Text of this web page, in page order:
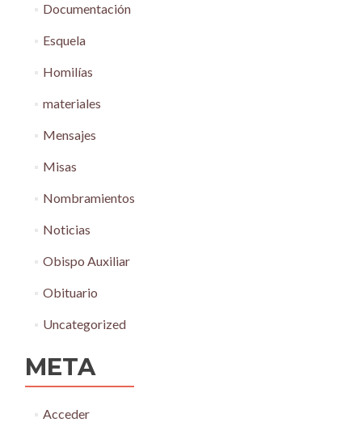
Documentación
Esquela
Homilías
materiales
Mensajes
Misas
Nombramientos
Noticias
Obispo Auxiliar
Obituario
Uncategorized
META
Acceder